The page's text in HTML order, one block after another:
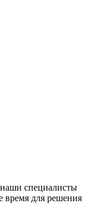
специалисты
время для решения